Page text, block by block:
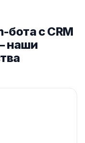
бота с CRM
наши